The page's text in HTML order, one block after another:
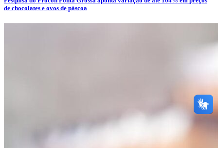
de chocolates e ovos de páscoa